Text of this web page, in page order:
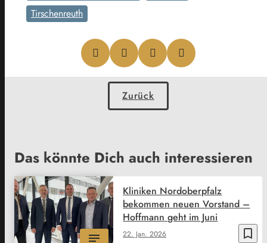
Tirschenreuth
Zurück
Das könnte Dich auch interessieren
bookmark_border
22. Jan. 2026
Kliniken Nordoberpfalz
bekommen neuen Vorstand –
Hoffmann geht im Juni